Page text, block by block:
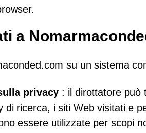
a
su un sistema
privacy : il dirottatore può
di ricerca, i siti Web visitati e
essere utilizzate per scopi